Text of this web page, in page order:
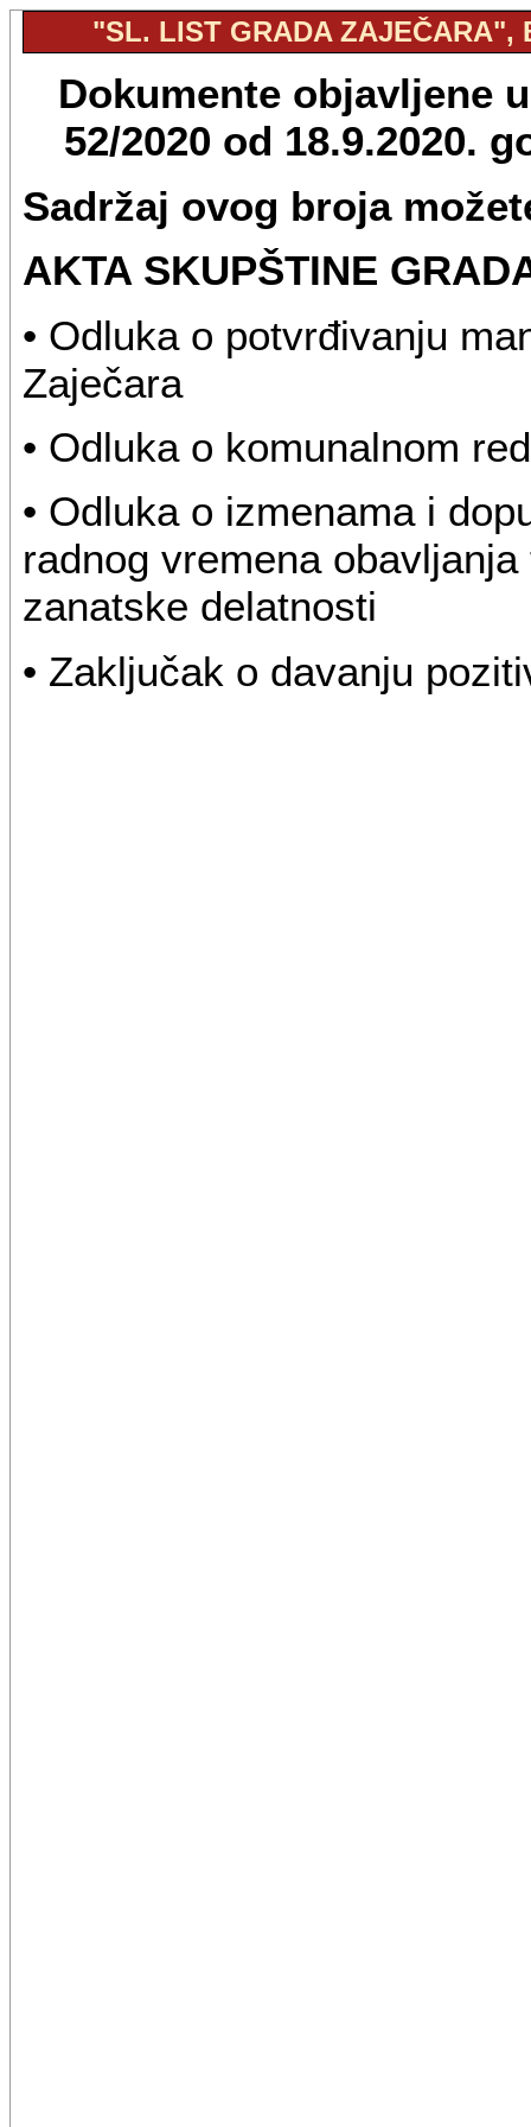
"SL. LIST GRADA ZAJEČARA",
Dokumente objavljene
52/2020 od 18.9.2020.
Sadržaj ovog broja
AKTA SKUPŠTINE
• Odluka o potvrđivanju
Zaječara
• Odluka o komunalnom
• Odluka o izmenama i
radnog vremena
zanatske delatnosti
• Zaključak o davanju